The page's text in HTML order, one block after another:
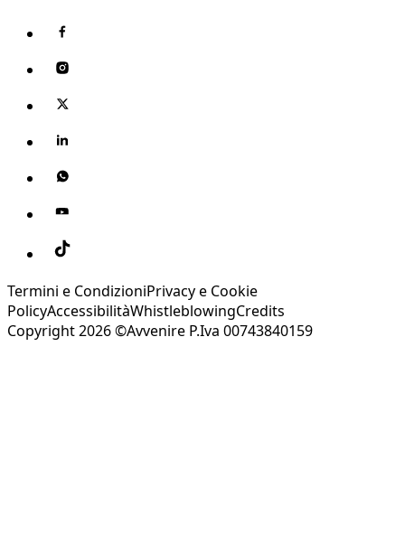
Termini e CondizioniPrivacy e Cookie
PolicyAccessibilitàWhistleblowingCredits
Copyright 2026 ©Avvenire P.Iva 00743840159